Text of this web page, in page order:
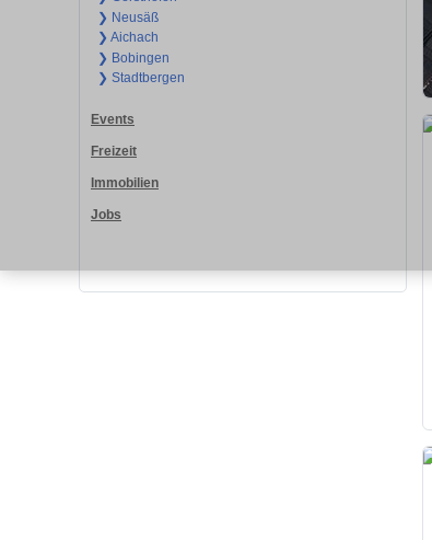
❯ Neusäß
❯ Aichach
❯ Bobingen
❯ Stadtbergen
Events
Freizeit
Immobilien
Jobs